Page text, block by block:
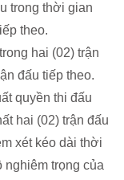
trong thời gian
theo.
hai (02) trận
đấu tiếp theo.
quyền thi đấu
hai (02) trận đấu
xét kéo dài thời
nghiêm trọng của